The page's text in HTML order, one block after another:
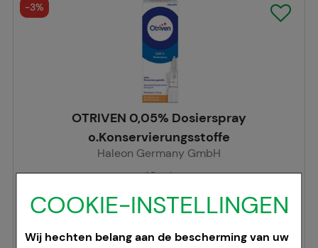
COOKIE-INSTELLINGEN
Wij hechten belang aan de bescherming van uw
OTRIVEN 0,05% Dosierspray
o.Konservierungsstoffe
Haleon Germany GmbH
10ml
Doseerspray
08444558
Doorgaans gereed voor verzending binnen 24-36 uur.
-3%